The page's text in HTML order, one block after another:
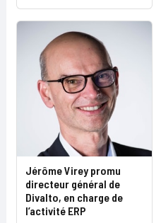
Jérôme Virey promu
directeur général de
Divalto, en charge de
l’activité ERP